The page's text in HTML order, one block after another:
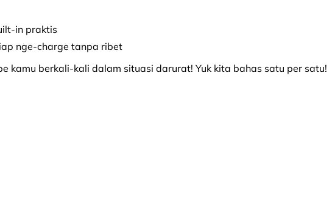
in praktis
nge-charge tanpa ribet
kamu berkali-kali dalam situasi darurat! Yuk kita bahas satu per satu!